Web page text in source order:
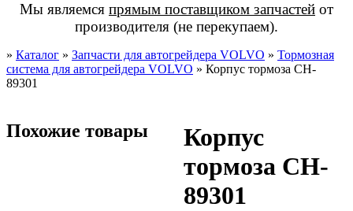
Мы являемся прямым поставщиком запчастей от
производителя (не перекупаем).
» Каталог » Запчасти для автогрейдера VOLVO » Тормозная
система для автогрейдера VOLVO » Корпус тормоза CH-
89301
Корпус
тормоза CH-
89301
Похожие товары